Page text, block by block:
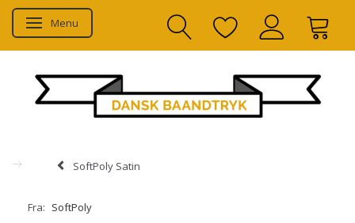
Skifte navigation
Menu
SoftPoly Satin
Fra: SoftPoly